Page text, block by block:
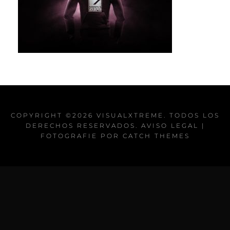
COPYRIGHT ©2026 VISUALXTREME . TODOS LOS
DERECHOS RESERVADOS. AVISO LEGAL
|
FOTOGRAFIE POR CATCH THEMES